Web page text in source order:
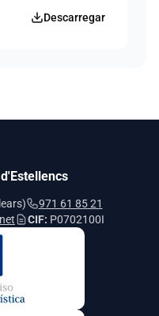
Descarregar
971 61 85 21
CIF: P0702100I